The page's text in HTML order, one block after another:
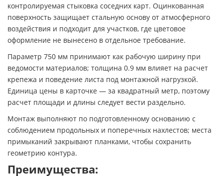
контролируемая стыковка соседних карт. Оцинкованная
поверхность защищает стальную основу от атмосферного
воздействия и подходит для участков, где цветовое
оформление не вынесено в отдельное требование.
Параметр 750 мм принимают как рабочую ширину при
ведомости материалов; толщина 0.9 мм влияет на расчет
крепежа и поведение листа под монтажной нагрузкой.
Единица цены в карточке — за квадратный метр, поэтому
расчет площади и длины следует вести раздельно.
Монтаж выполняют по подготовленному основанию с
соблюдением продольных и поперечных нахлестов; места
примыканий закрывают планками, чтобы сохранить
геометрию контура.
Преимущества: